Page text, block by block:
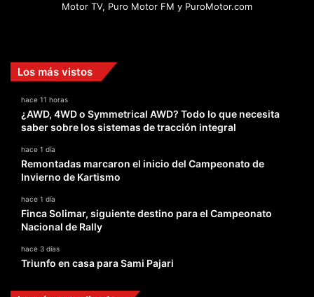
Motor TV, Puro Motor FM y PuroMotor.com
Los más vistos
hace 11 horas
¿AWD, 4WD o Symmetrical AWD? Todo lo que necesita
saber sobre los sistemas de tracción integral
hace 1 día
Remontadas marcaron el inicio del Campeonato de
Invierno de Kartismo
hace 1 día
Finca Solimar, siguiente destino para el Campeonato
Nacional de Rally
hace 3 días
Triunfo en casa para Sami Pajari